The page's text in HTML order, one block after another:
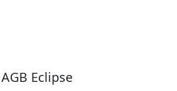
Eclipse